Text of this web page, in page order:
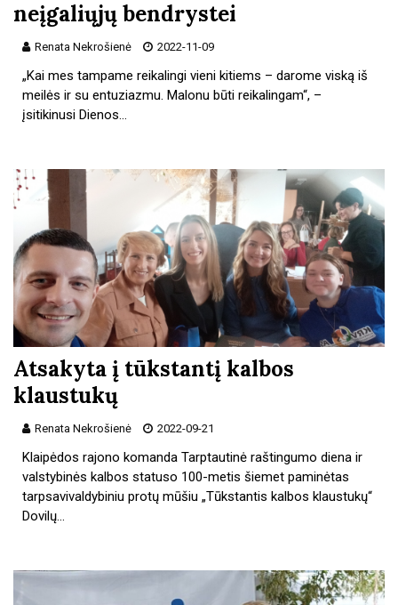
neįgaliųjų bendrystei
Renata Nekrošienė 2022-11-09
„Kai mes tampame reikalingi vieni kitiems – darome viską iš
meilės ir su entuziazmu. Malonu būti reikalingam“, –
įsitikinusi Dienos…
Atsakyta į tūkstantį kalbos
klaustukų
Renata Nekrošienė 2022-09-21
Klaipėdos rajono komanda Tarptautinė raštingumo diena ir
valstybinės kalbos statuso 100-metis šiemet paminėtas
tarpsavivaldybiniu protų mūšiu „Tūkstantis kalbos klaustukų“
Dovilų…